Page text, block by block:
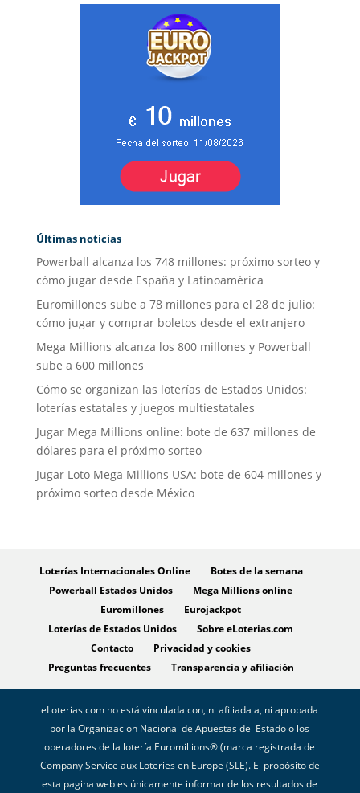
Últimas noticias
Powerball alcanza los 748 millones: próximo sorteo y
cómo jugar desde España y Latinoamérica
Euromillones sube a 78 millones para el 28 de julio:
cómo jugar y comprar boletos desde el extranjero
Mega Millions alcanza los 800 millones y Powerball
sube a 600 millones
Cómo se organizan las loterías de Estados Unidos:
loterías estatales y juegos multiestatales
Jugar Mega Millions online: bote de 637 millones de
dólares para el próximo sorteo
Jugar Loto Mega Millions USA: bote de 604 millones y
próximo sorteo desde México
Loterías Internacionales Online
Botes de la semana
Powerball Estados Unidos
Mega Millions online
Euromillones
Eurojackpot
Loterías de Estados Unidos
Sobre eLoterias.com
Contacto
Privacidad y cookies
Preguntas frecuentes
Transparencia y afiliación
eLoterias.com no está vinculada con, ni afiliada a, ni aprobada
por la Organizacion Nacional de Apuestas del Estado o los
operadores de la lotería Euromillions® (marca registrada de
Company Service aux Loteries en Europe (SLE). El propósito de
esta pagina web es únicamente informar de los resultados de